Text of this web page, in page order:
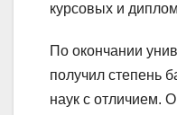
курсовых и
По окончании
получил степень
наук с отличием.